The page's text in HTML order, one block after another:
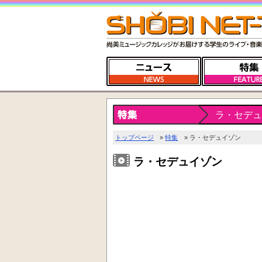
ラ・セデ
トップページ »特集 » ラ・セデュイゾン
ラ・セデュイゾン